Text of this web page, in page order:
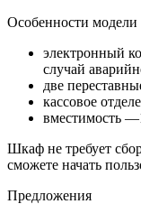
Особенности
электронный
случай
две
кассовое
вместимость
Шкаф не требует
сможете начать
Предложения